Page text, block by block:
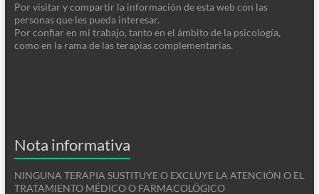
Por visitar y compartir la información de esta web con las
personas que les pueda interesar.
Por confiar en mi trabajo, tanto en el ámbito de la psicología,
como en la rama de las terapias complementarias.
Nota informativa
NINGUNA TERAPIA SUSTITUYE O EXCLUYE LA ATENCIÓN O EL
TRATAMIENTO MÉDICO O FARMACOLÓGICO